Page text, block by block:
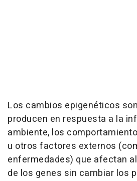
Los cambios epigenéticos
producen en respuesta a la
ambiente, los
u otros factores externos
enfermedades) que afectan
de los genes sin cambiar los